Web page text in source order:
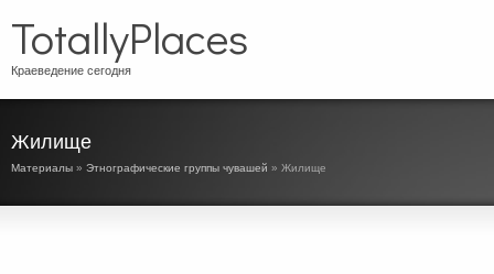
TotallyPlaces
Краеведение сегодня
Жилище
Материалы » Этнографические группы чувашей » Жилище